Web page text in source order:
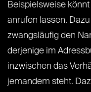
Beispielsweise
anrufen lassen.
zwangsläufig den
derjenige im
inzwischen das
jemandem steht.